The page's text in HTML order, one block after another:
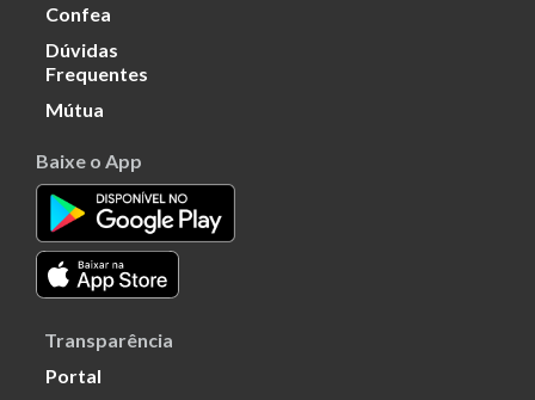
Confea
Dúvidas
Frequentes
Mútua
Baixe o App
Transparência
Portal